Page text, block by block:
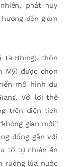
phát huy
đến giảm
Tà Bhing), thôn
Mỹ) được chọn
mô hình du
Với lợi thế
trên diện tích
gian mới”
đồng gắn với
tố tự nhiên ấn
ruộng lúa nước